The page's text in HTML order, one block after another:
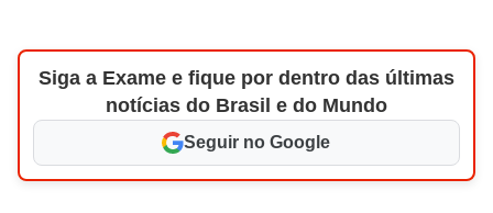
Siga a Exame e fique por dentro das últimas
notícias do Brasil e do Mundo
Seguir no Google